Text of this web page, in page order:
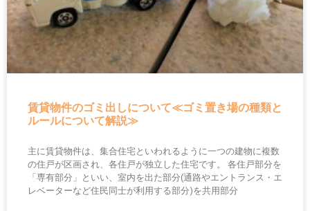
賃貸物件のゴミ出しについて≪ゴミ置き場の種類と
ルールについて解説≫
主に賃貸物件は、集合住宅といわれるように一つの建物に複数
の住戸が区画され、各住戸が独立した住宅です。 各住戸部分を
「専有部分」といい、室内を出た部分(通路やエントランス・エ
レベーターなど住民同士が利用する部分)を共用部分